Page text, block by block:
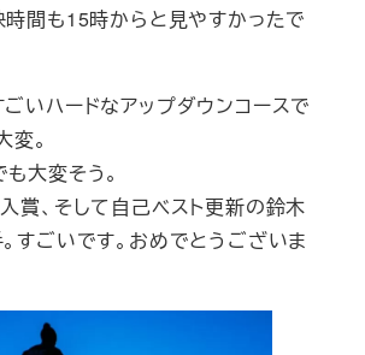
時間も15時からと見やすかったで
いハードなアップダウンコースで
変。
大変そう。
賞、そして自己ベスト更新の鈴木
すごいです。おめでとうございま